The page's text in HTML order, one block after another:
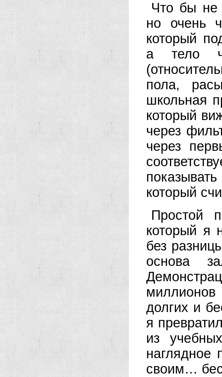
Что бы не
но очень
который
а тело
пола,
школьная
который
через
через
который
Простой
который я
без
основа
миллионов
долгих и
я
из
наглядное
своим…